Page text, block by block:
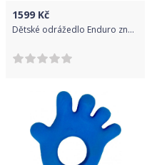
1599 Kč
Dětské odrážedlo Enduro značky Toyz, dřevěné, barva modrá, s osobní SPZ Text na SPZ: MiniSagan, Barva SPZ: modrá